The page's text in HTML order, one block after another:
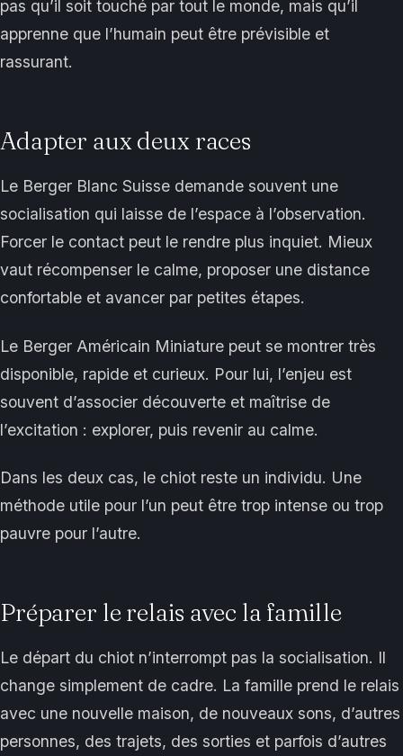
pas qu’il soit touché par tout le monde, mais qu’il
apprenne que l’humain peut être prévisible et
rassurant.
Adapter aux deux races
Le Berger Blanc Suisse demande souvent une
socialisation qui laisse de l’espace à l’observation.
Forcer le contact peut le rendre plus inquiet. Mieux
vaut récompenser le calme, proposer une distance
confortable et avancer par petites étapes.
Le Berger Américain Miniature peut se montrer très
disponible, rapide et curieux. Pour lui, l’enjeu est
souvent d’associer découverte et maîtrise de
l’excitation : explorer, puis revenir au calme.
Dans les deux cas, le chiot reste un individu. Une
méthode utile pour l’un peut être trop intense ou trop
pauvre pour l’autre.
Préparer le relais avec la famille
Le départ du chiot n’interrompt pas la socialisation. Il
change simplement de cadre. La famille prend le relais
avec une nouvelle maison, de nouveaux sons, d’autres
personnes, des trajets, des sorties et parfois d’autres